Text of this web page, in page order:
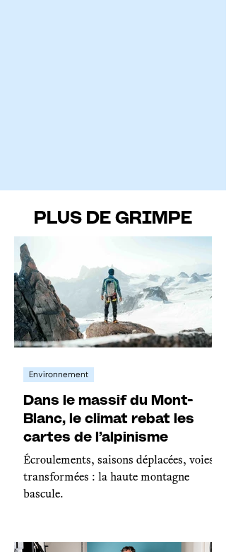
PLUS DE GRIMPE
Dans le massif du Mont-
Blanc, le climat rebat les
cartes de l’alpinisme
Écroulements, saisons déplacées, voies
transformées : la haute montagne
bascule.
Environnement